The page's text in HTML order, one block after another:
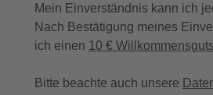
Mein Einverständnis kann ich
Nach Bestätigung meines
ich einen 10 €
Bitte beachte auch unsere